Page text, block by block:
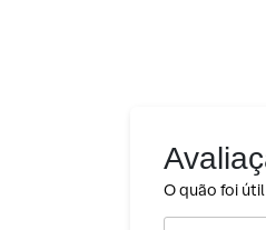
O quão foi